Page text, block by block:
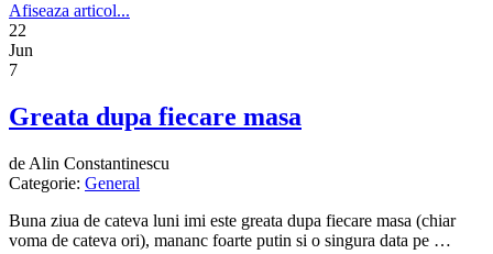
Afiseaza articol...
22
Jun
7
Greata dupa fiecare masa
de Alin Constantinescu
Categorie: General
Buna ziua de cateva luni imi este greata dupa fiecare masa (chiar
voma de cateva ori), mananc foarte putin si o singura data pe …